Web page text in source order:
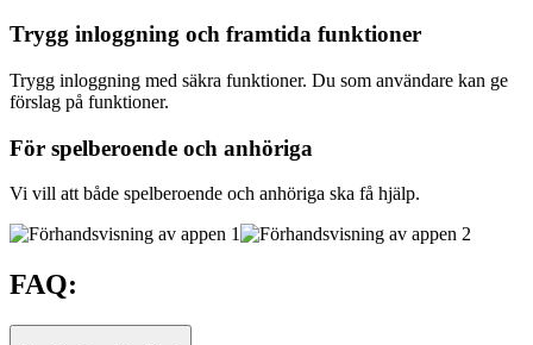
Trygg inloggning och framtida funktioner
Trygg inloggning med säkra funktioner. Du som användare kan ge
förslag på funktioner.
För spelberoende och anhöriga
Vi vill att både spelberoende och anhöriga ska få hjälp.
FAQ: